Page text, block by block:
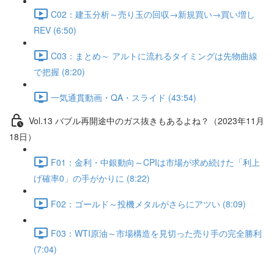
C02：建玉分析～売り玉の回収→新規買い→買い増し
REV (6:50)
C03：まとめ～ アルトに流れるタイミングは先物曲線
で把握 (8:20)
一気通貫動画・QA・スライド (43:54)
Vol.13 バブル再開途中のガス抜きもあるよね？（2023年11月
18日）
F01：金利・中銀動向～CPIは市場が求め続けた「利上
げ確率0」の手がかりに (8:22)
F02：ゴールド～投機メタルがさらにアツい (8:09)
F03：WTI原油～市場構造を見切った売り手の完全勝利
(7:04)